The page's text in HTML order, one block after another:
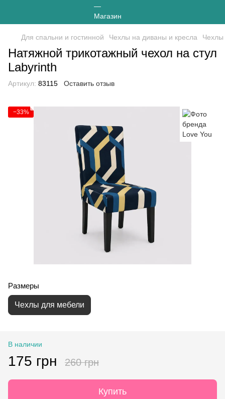
Для спальни и гостинной Чехлы на диваны и кресла Чехлы
Натяжной трикотажный чехол на стул
Labyrinth
Артикул: 83115 Оставить отзыв
−33%
Размеры
Чехлы для мебели
В наличии
175 грн 260 грн
Купить